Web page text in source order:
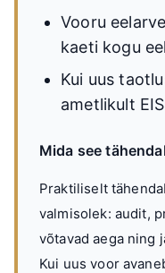
Vooru
kaeti kogu
Kui uus
ametlikult
Mida see
Praktiliselt
valmisolek: audit,
võtavad aega ning
Kui uus voor